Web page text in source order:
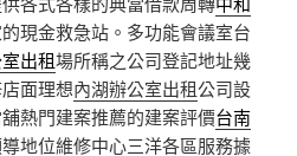
現金救急站。多功能會議室台
出租場所稱之公司登記地址幾
面理想內湖辦公室出租公司設
熱門建案推薦的建案評價台南
地位維修中心三洋各區服務據